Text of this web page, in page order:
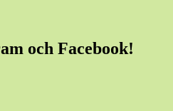
och Facebook!